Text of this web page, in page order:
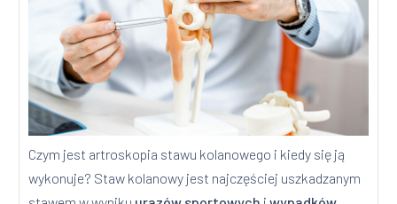
Czym jest artroskopia stawu kolanowego i kiedy się ją
wykonuje? Staw kolanowy jest najczęściej uszkadzanym